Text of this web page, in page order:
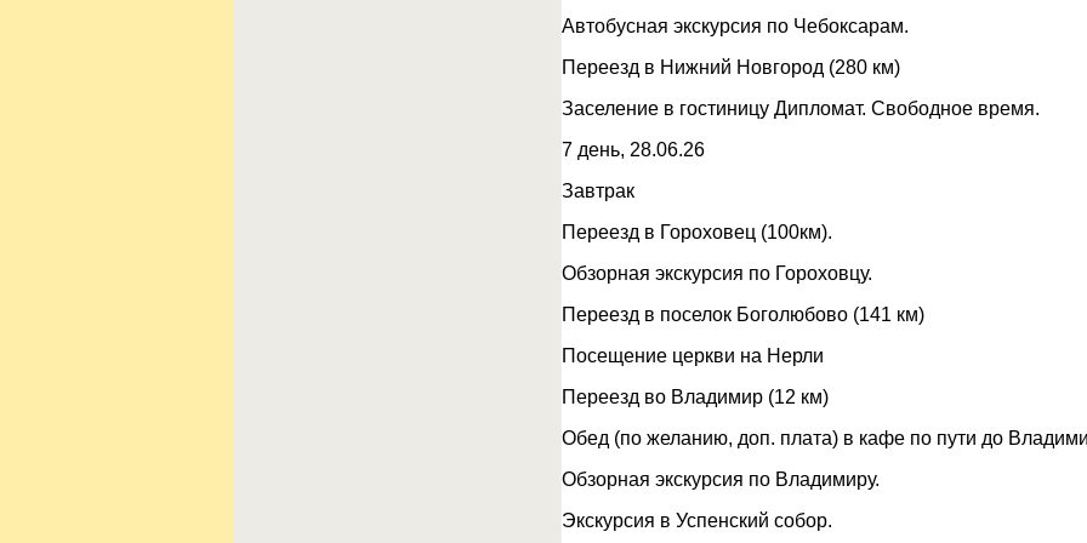
Автобусная экскурсия по Чебоксарам.
Переезд в Нижний Новгород (280 км)
Заселение в гостиницу Дипломат. Свободное время.
7 день, 28.06.26
Завтрак
Переезд в Гороховец (100км).
Обзорная экскурсия по Гороховцу.
Переезд в поселок Боголюбово (141 км)
Посещение церкви на Нерли
Переезд во Владимир (12 км)
Обед (по желанию, доп. плата) в кафе по пути до
Обзорная экскурсия по Владимиру.
Экскурсия в Успенский собор.